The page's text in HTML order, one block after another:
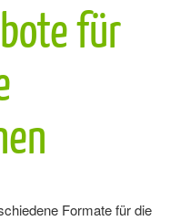
für
Formate für die